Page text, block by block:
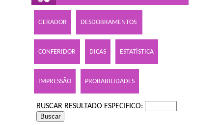
GERADOR DESDOBRAMENTOS
CONFERIDOR DICAS ESTATÍSTICA
IMPRESSÃO PROBABILIDADES
BUSCAR RESULTADO ESPECIFICO: